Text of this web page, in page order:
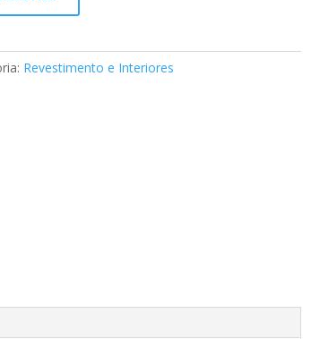
Revestimento e Interiores